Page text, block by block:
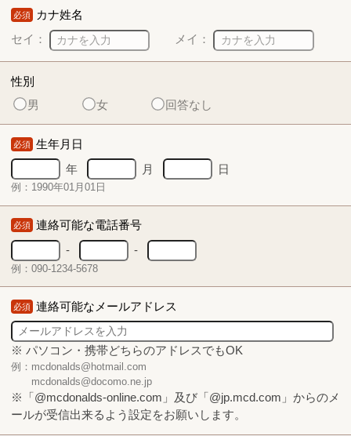
必須 カナ姓名
セイ：
メイ：
性別
男
女 回答なし
必須 生年月日
年
月 日
例：1990年01月01日
必須 連絡可能な電話番号
-
-
例：090-1234-5678
必須 連絡可能なメールアドレス
※ パソコン・携帯どちらのアドレスでもOK
例：mcdonalds@hotmail.com
mcdonalds@docomo.ne.jp
※「@mcdonalds-online.com」及び「@jp.mcd.com」からのメ
ールが受信出来るよう設定をお願いします。